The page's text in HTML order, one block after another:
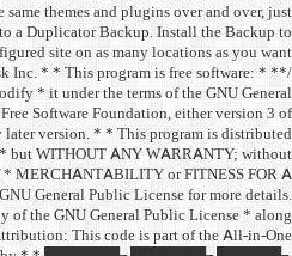
Instead of manually
configure one site and
create a
/** * Copyright (C) 2014-
you can redistribute it
Public License as published
the License, or * (at your
in the hope that it will
even the implied
PARTICULAR PURPOSE.
* * You should have
with this program. If not,